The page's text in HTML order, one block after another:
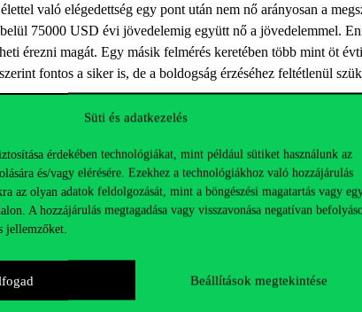
Süti és adatkezelés
érdekében technológiákat, mint például sütiket használunk az
és/vagy elérésére. Ezekhez a technológiákhoz való hozzájárulás
az olyan adatok feldolgozását, mint a böngészési magatartás vagy
A hozzájárulás megtagadása vagy visszavonása negatívan
jellemzőket.
Beállítások megtekintése
való elégedettség egy pont után nem nő arányosan a
75000 USD évi jövedelemig együtt nő a jövedelemmel.
érezni magát. Egy másik felmérés keretében több mint öt
fontos a siker is, de a boldogság érzéséhez feltétlenül
az emberiség ma úgy él, mintha nem egy,
globális felmelegedésről, hanem globális felforrásról kell
az adatok azt mutatják, hogy a gazdasági növekedés
a jólét megtermelése, hanem az elosztása kérdés” – idézte
esetben 2030-ig talán lehet időnk az ENSZ mellett
fel a kérdést Veress. Több kísérlet eredménye azt mutatja,
Sokan az „aki nem dolgozik, ne is egyék” elv alapján